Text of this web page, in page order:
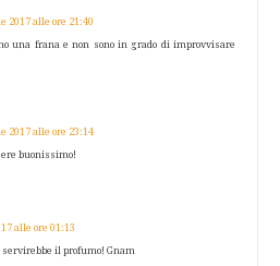
2017 alle ore 21:40
una frana e non sono in grado di improvvisare
2017 alle ore 23:14
buonissimo!
alle ore 01:13
il profumo! Gnam